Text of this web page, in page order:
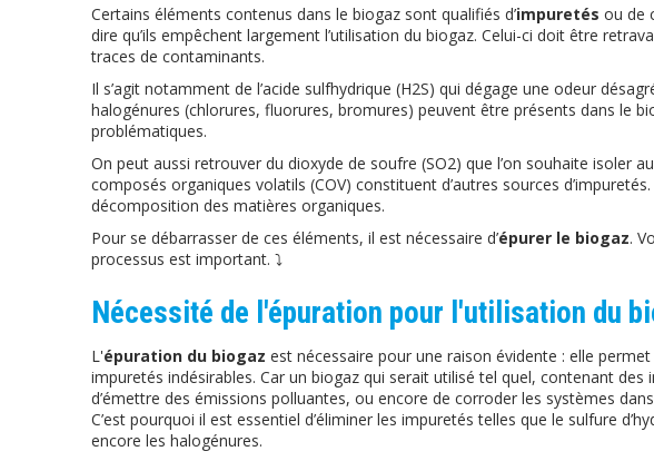
Certains éléments contenus dans le biogaz sont qualifiés d’impuretés ou de
dire qu’ils empêchent largement l’utilisation du biogaz. Celui-ci doit être
traces de contaminants.
Il s’agit notamment de l’acide sulfhydrique (H2S) qui dégage une odeur
halogénures (chlorures, fluorures, bromures) peuvent être présents dans le
problématiques.
On peut aussi retrouver du dioxyde de soufre (SO2) que l’on souhaite isoler
composés organiques volatils (COV) constituent d’autres sources
décomposition des matières organiques.
Pour se débarrasser de ces éléments, il est nécessaire d’épurer le biogaz.
processus est important. ⤵️
Nécessité de l'épuration pour l'utilisation du
L'épuration du biogaz est nécessaire pour une raison évidente : elle
impuretés indésirables. Car un biogaz qui serait utilisé tel quel, contenant des
d’émettre des émissions polluantes, ou encore de corroder les systèmes
C’est pourquoi il est essentiel d’éliminer les impuretés telles que le sulfure
encore les halogénures.